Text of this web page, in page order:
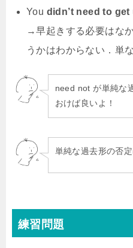
You didn’t need to get
→早起きする必要はな
うかはわからない．単
need not が単純な
おけば良いよ！
単純な過去形の否定
練習問題